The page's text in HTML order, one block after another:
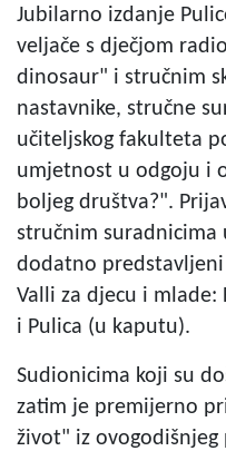
Jubilarno izdanje
veljače s dječjom
dinosaur" i stručnim
nastavnike, stručne
učiteljskog fakulteta
umjetnost u odgoju i
boljeg društva?".
stručnim suradnicima
dodatno
Valli za djecu i mlade:
i Pulica (u kaputu).
Sudionicima koji su
zatim je premijerno
život" iz ovogodišnjeg